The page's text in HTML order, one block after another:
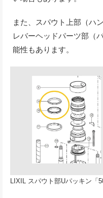
また、スパウト上部（ハ
レバーヘッドパーツ部（
能性もあります。
LIXIL スパウト部Uパッキン「